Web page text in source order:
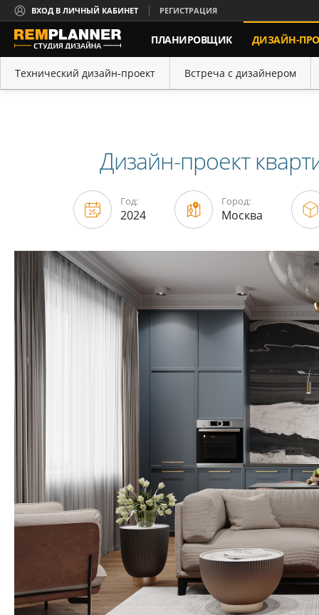
ВХОД В ЛИЧНЫЙ КАБИНЕТ РЕГИСТРАЦИЯ
ПЛАНИРОВЩИК ДИЗАЙН-
КОНТАКТЫ
Технический дизайн-проект Встреча с дизайнером
Дизайн-проект
Год:
2024
Город:
Москва